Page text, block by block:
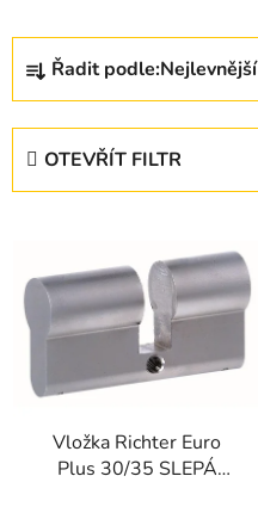
Ř
z
o
d
Řadit podle:Nejlevnější
OTEVŘÍT FILTR
p
Vložka Richter Euro
Plus 30/35 SLEPÁ